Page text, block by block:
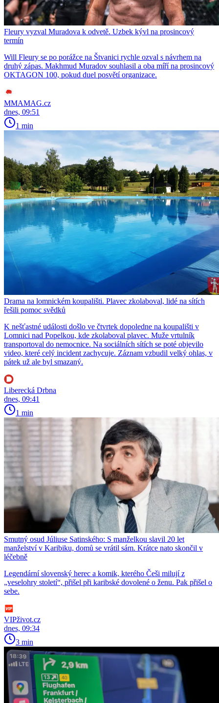
Fleury vyzval Muradova k odvetě. Uzbek kývl na prosincový
termín
Will Fleury se po porážce na Štvanici rychle ozval s návrhem na
druhý zápas. Makhmud Muradov souhlasil a oba míří na prosincový
OKTAGON 100, pokud duel posvětí organizace.
MMAMAG.cz
dnes, 09:51
1 min
Drama na lomnickém koupališti. Plavec zkolaboval, lidé na sítích
řešili pomoc svědků
K nešťastné události došlo ve čtvrtek dopoledne na koupališti v
Lomnici nad Popelkou, kde zkolaboval plavec. Muže vrtulník
transportoval do nemocnice. Na sociálních sítích se poté objevilo
video, které celý incident zachycuje. Záznam vzbudil velký ohlas, v
pátek už ale byl smazaný.
Liberecká Drbna
dnes, 09:41
1 min
Smutný osud Júliuse Satinského: S manželkou slavil 20 let
manželství v Karibiku, domů se vrátil sám. Krátce nato skončil v
léčebně
Legendární slovenský herec a komik, kterého Češi milují z
„veselohry století“, přišel při karibské dovolené o ženu. Pak přišel o
sebe.
VIPživot.cz
dnes, 09:34
3 min